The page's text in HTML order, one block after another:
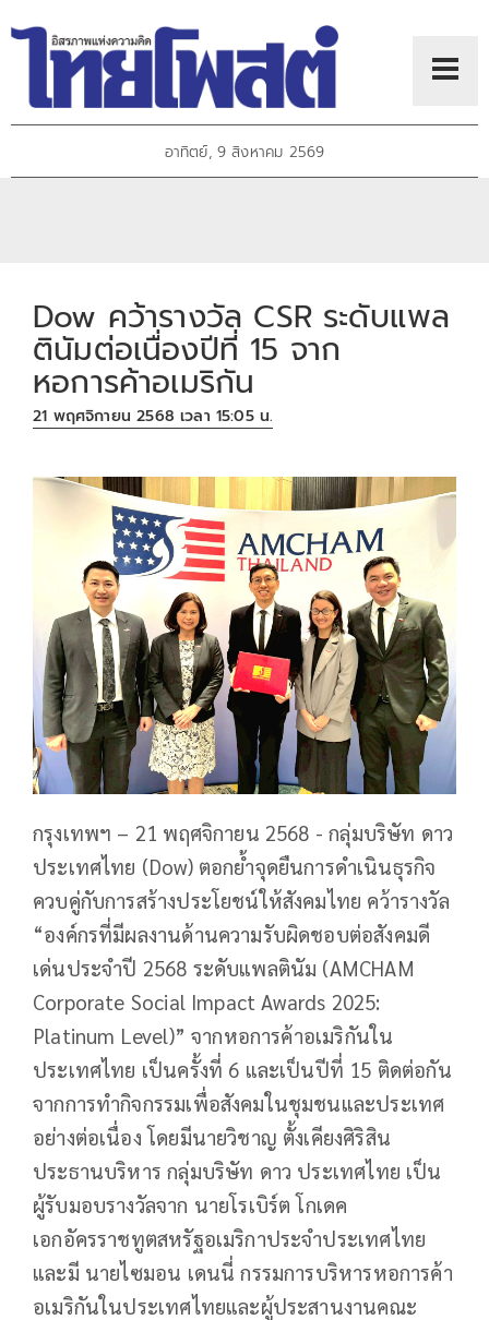
อาทิตย์, 9 สิงหาคม 2569
Dow คว้ารางวัล CSR ระดับแพล
ตินัมต่อเนื่องปีที่ 15 จาก
หอการค้าอเมริกัน
21 พฤศจิกายน 2568 เวลา 15:05 น.
กรุงเทพฯ – 21 พฤศจิกายน 2568 - กลุ่มบริษัท ดาว
ประเทศไทย (Dow) ตอกย้ำจุดยืนการดำเนินธุรกิจ
ควบคู่กับการสร้างประโยชน์ให้สังคมไทย คว้ารางวัล
“องค์กรที่มีผลงานด้านความรับผิดชอบต่อสังคมดี
เด่นประจำปี 2568 ระดับแพลตินัม (AMCHAM
Corporate Social Impact Awards 2025:
Platinum Level)” จากหอการค้าอเมริกันใน
ประเทศไทย เป็นครั้งที่ 6 และเป็นปีที่ 15 ติดต่อกัน
จากการทำกิจกรรมเพื่อสังคมในชุมชนและประเทศ
อย่างต่อเนื่อง โดยมีนายวิชาญ ตั้งเคียงศิริสิน
ประธานบริหาร กลุ่มบริษัท ดาว ประเทศไทย เป็น
ผู้รับมอบรางวัลจาก นายโรเบิร์ต โกเดค
เอกอัครราชทูตสหรัฐอเมริกาประจำประเทศไทย
และมี นายไซมอน เดนนี่ กรรมการบริหารหอการค้า
อเมริกันในประเทศไทยและผู้ประสานงานคณะ